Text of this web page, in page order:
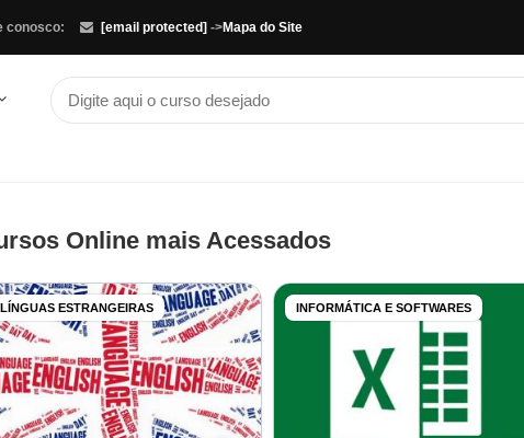
conosco: [email protected] ->Mapa do Site
Online mais Acessados
LÍNGUAS ESTRANGEIRAS INFORMÁTICA E SOFTWARES